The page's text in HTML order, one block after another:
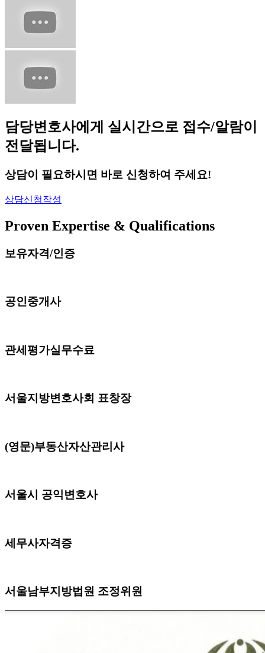
담당변호사에게 실시간으로 접수/알람이
전달됩니다.
상담이 필요하시면 바로 신청하여 주세요!
상담신청작성
Proven Expertise & Qualifications
보유자격/인증
공인중개사
관세평가실무수료
서울지방변호사회 표창장
(영문)부동산자산관리사
서울시 공익변호사
세무사자격증
서울남부지방법원 조정위원